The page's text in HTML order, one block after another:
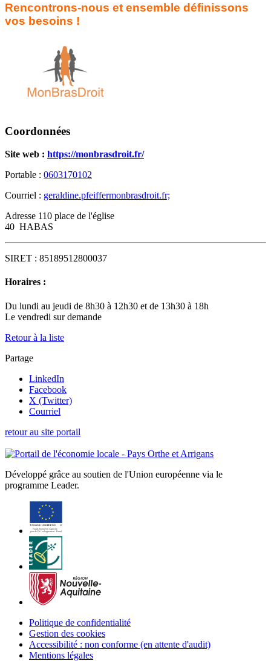
Rencontrons-nous et ensemble définissons
vos besoins !
Coordonnées
Site web : https://monbrasdroit.fr/
Portable : 0603170102
Courriel : geraldine.pfeiffermonbrasdroit.fr;
Adresse 110 place de l'église
40 HABAS
SIRET : 85189512800037
Horaires :
Du lundi au jeudi de 8h30 à 12h30 et de 13h30 à 18h
Le vendredi sur demande
Retour à la liste
Partage
LinkedIn
Facebook
X (Twitter)
Courriel
retour au site portail
Développé grâce au soutien de l'Union européenne via le
programme Leader.
Politique de confidentialité
Gestion des cookies
Accessibilité : non conforme (en attente d'audit)
Mentions légales